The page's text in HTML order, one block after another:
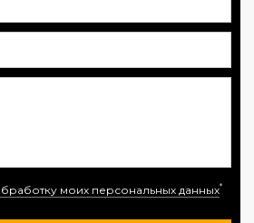
моих персональных данных*